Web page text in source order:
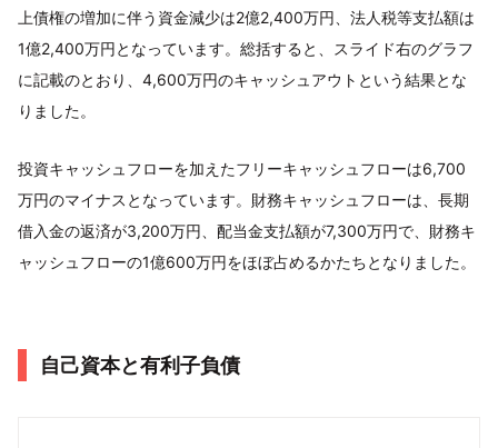
上債権の増加に伴う資金減少は2億2,400万円、法人税等支払額は
1億2,400万円となっています。総括すると、スライド右のグラフ
に記載のとおり、4,600万円のキャッシュアウトという結果とな
りました。
投資キャッシュフローを加えたフリーキャッシュフローは6,700
万円のマイナスとなっています。財務キャッシュフローは、長期
借入金の返済が3,200万円、配当金支払額が7,300万円で、財務キ
ャッシュフローの1億600万円をほぼ占めるかたちとなりました。
自己資本と有利子負債